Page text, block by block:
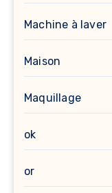
Machine à laver
Maison
Maquillage
ok
or